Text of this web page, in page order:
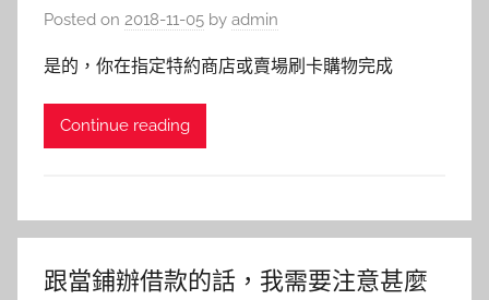
Posted on 2018-11-05 by admin
是的，你在指定特約商店或賣場刷卡購物完成
Continue reading
跟當鋪辦借款的話，我需要注意甚麼